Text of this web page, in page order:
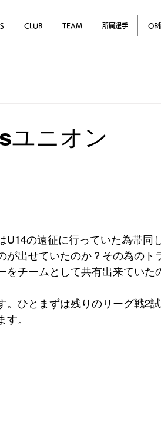
CLUB TEAM 所属選手 OB
ユニオン
U14の遠征に行っていた為帯同
が出せていたのか？その為のト
チームとして共有出来ていた
。ひとまずは残りのリーグ戦2
。